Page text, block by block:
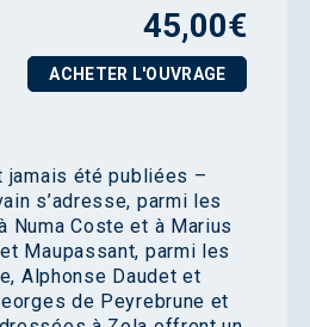
45,00€
ACHETER L'OUVRAGE
jamais été publiées –
s’adresse, parmi les
Numa Coste et à Marius
Maupassant, parmi les
Alphonse Daudet et
de Peyrebrune et